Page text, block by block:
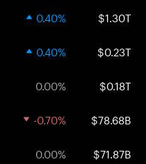
0.40% $1.30T
0.40% $0.23T
0.00% $0.18T
-0.70% $78.68B
0.00% $71.87B